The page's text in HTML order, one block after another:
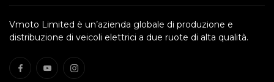
Vmoto Limited è un’azienda globale di produzione e
distribuzione di veicoli elettrici a due ruote di alta qualità.